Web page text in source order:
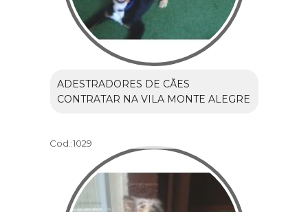
ADESTRADORES DE CÃES
CONTRATAR NA VILA MONTE ALEGRE
Cod.:1029